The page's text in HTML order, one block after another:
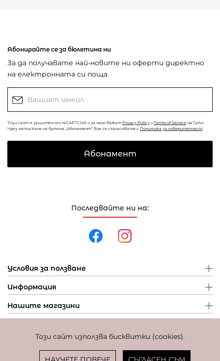
Този сайт използва бисквитки (cookies).
Последвайте ни на:
Условия за ползване
Информация
Нашите магазини
Абонирайте се за бюлетина ни
За да получавате най-новите ни оферти директно
на електронната си поща
Този сайт е защитен от reCAPTCHA и за него важат Privacy Policy и Terms of Service на Гугъл.
Чрез натискане на бутона „Абонамент“ вие се съгласявате с Политика за поверителност
Абонамент
Фиксиран курс за превалутиране: 1 EUR = 1,95583 BGN